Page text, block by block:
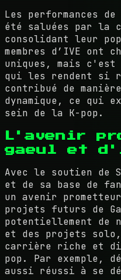
Les performances
été saluées par la
consolidant leur
membres d’IVE ont
uniques, mais
qui les rendent si
contribué de
dynamique, ce qui
sein de la K-pop.
L'avenir
gaeul et
Avec le soutien de
et de sa base de
un avenir
projets futurs de
potentiellement de
et des projets
carrière riche et
pop. Par exemple,
aussi réussi à se